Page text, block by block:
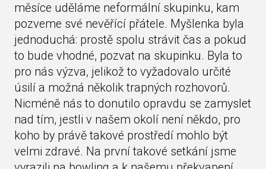
měsíce uděláme neformální skupinku, kam
pozveme své nevěřící přátele. Myšlenka byla
jednoduchá: prostě spolu strávit čas a pokud
to bude vhodné, pozvat na skupinku. Byla to
pro nás výzva, jelikož to vyžadovalo určité
úsilí a možná několik trapných rozhovorů.
Nicméně nás to donutilo opravdu se zamyslet
nad tím, jestli v našem okolí není někdo, pro
koho by právě takové prostředí mohlo být
velmi zdravé. Na první takové setkání jsme